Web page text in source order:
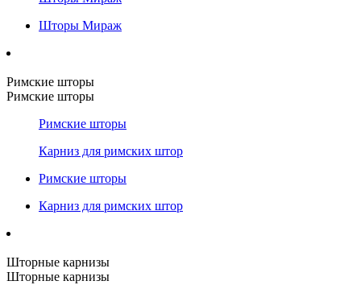
Шторы Мираж
Римские шторы
Римские шторы
Римские шторы
Карниз для римских штор
Римские шторы
Карниз для римских штор
Шторные карнизы
Шторные карнизы